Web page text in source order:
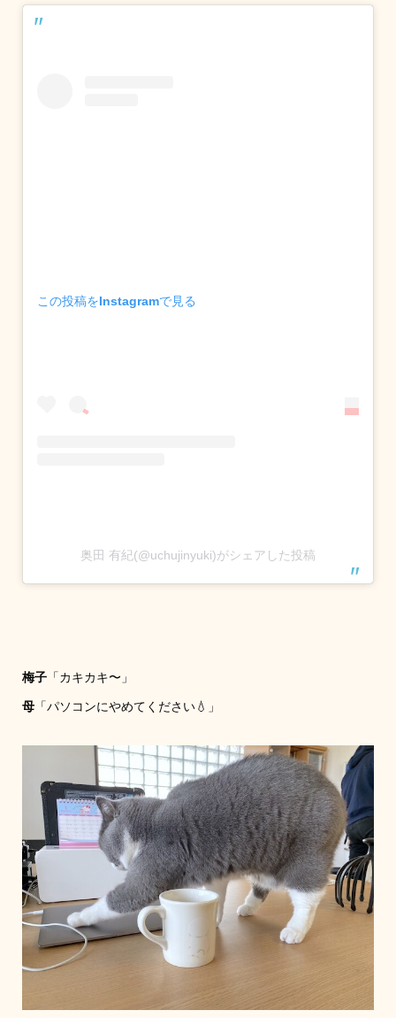
この投稿をInstagramで見る
奥田 有紀(@uchujinyuki)がシェアした投稿
梅子「カキカキ〜」
母「パソコンにやめてください💧」